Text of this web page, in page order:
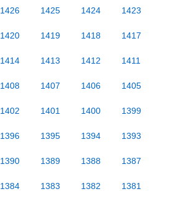
1426 1425 1424 1423
1420 1419 1418 1417
1414 1413 1412 1411
1408 1407 1406 1405
1402 1401 1400 1399
1396 1395 1394 1393
1390 1389 1388 1387
1384 1383 1382 1381